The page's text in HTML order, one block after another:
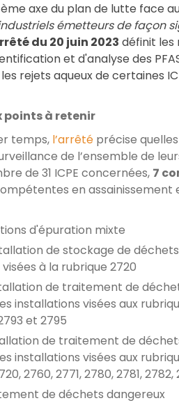
axe du plan de lutte face
émetteurs de façon
du 20 juin 2023 définit les
et d'analyse des
rejets aqueux de certaines
points à retenir
temps, l’arrêté précise
de l’ensemble de
de 31 ICPE concernées, 7
en assainissement
d'épuration mixte
de stockage de
à la rubrique 2720
de traitement de
installations visées aux
et 2795
de traitement de
installations visées aux
2760, 2771, 2780, 2781,
de déchets dangereux